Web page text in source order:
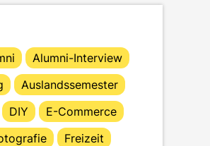
Alumni-Interview
Auslandssemester
DIY
E-Commerce
Freizeit